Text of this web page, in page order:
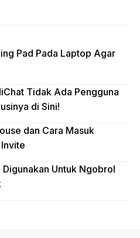
Pad Pada Laptop Agar
Tidak Ada Pengguna
di Sini!
dan Cara Masuk
Untuk Ngobrol